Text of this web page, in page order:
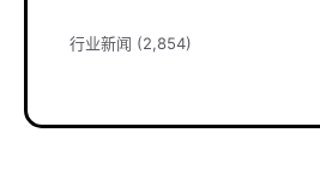
行业新闻 (2,854)